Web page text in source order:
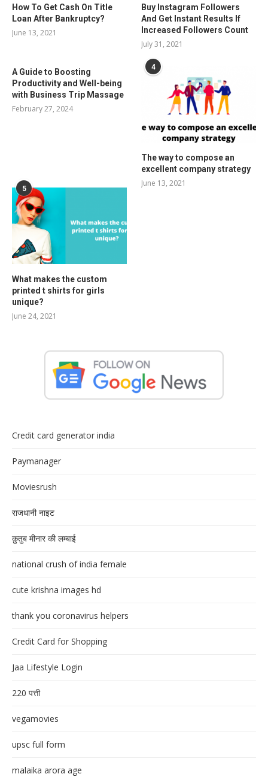
How To Get Cash On Title
Loan After Bankruptcy?
June 13, 2021
Buy Instagram Followers
And Get Instant Results If
Increased Followers Count
July 31, 2021
A Guide to Boosting
Productivity and Well-being
with Business Trip Massage
February 27, 2024
4
The way to compose an
excellent company strategy
June 13, 2021
5
What makes the custom
printed t shirts for girls
unique?
June 24, 2021
Credit card generator india
Paymanager
Moviesrush
राजधानी नाइट
क़ुतुब मीनार की लम्बाई
national crush of india female
cute krishna images hd
thank you coronavirus helpers
Credit Card for Shopping
Jaa Lifestyle Login
220 पत्ती
vegamovies
upsc full form
malaika arora age